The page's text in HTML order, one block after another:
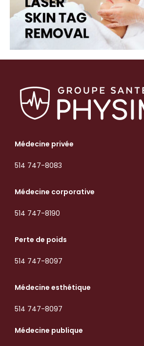
Médecine privée
514 747-8083
Médecine corporative
514 747-8190
Perte de poids
514 747-8097
Médecine esthétique
514 747-8097
Médecine publique